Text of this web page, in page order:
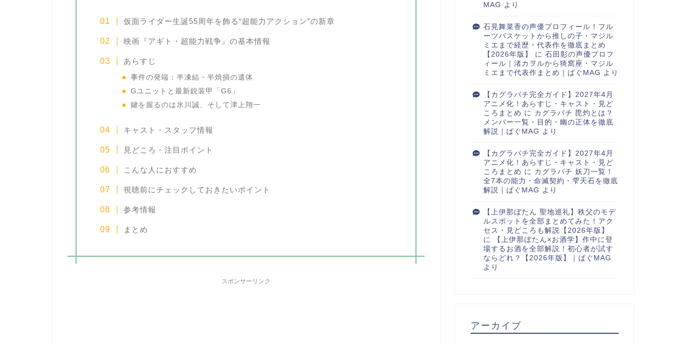
仮面ライダー生誕55周年を飾る“超能力アクション”の新章
映画『アギト・超能力戦争』の基本情報
あらすじ
事件の発端：半凍結・半焼損の遺体
Gユニットと最新鋭装甲「G6」
鍵を握るのは氷川誠、そして津上翔一
キャスト・スタッフ情報
見どころ・注目ポイント
こんな人におすすめ
視聴前にチェックしておきたいポイント
参考情報
まとめ
スポンサーリンク
MAG より
石見舞菜香の声優プロフィール！フル
ーツバスケットから推しの子・マジル
ミエまで経歴・代表作を徹底まとめ
【2026年版】
に 石田彰の声優プロフ
ィール｜渚カヲルから猗窩座・マジル
ミエまで代表作まとめ｜ぱぐMAG より
【カグラバチ完全ガイド】2027年4月
アニメ化！あらすじ・キャスト・見ど
ころまとめ に カグラバチ 毘灼とは？
メンバー一覧・目的・幽の正体を徹底
解説｜ぱぐMAG より
【カグラバチ完全ガイド】2027年4月
アニメ化！あらすじ・キャスト・見ど
ころまとめ に カグラバチ 妖刀一覧！
全7本の能力・命滅契約・雫天石を徹底
解説｜ぱぐMAG より
【上伊那ぼたん 聖地巡礼】秩父のモデ
ルスポットを全部まとめてみた！アク
セス・見どころも解説【2026年版】
に
【上伊那ぼたん×お酒学】作中に登
場するお酒を全部解説！初心者が試す
ならどれ？【2026年版】｜ぱぐMAG
より
アーカイブ